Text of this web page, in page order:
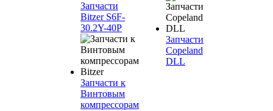
Запчасти
Bitzer S6F-
30.2Y-40P
Запчасти к
Винтовым
компрессорам
Запчасти
Copeland
DLL